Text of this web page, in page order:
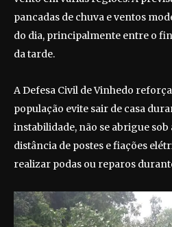
pancadas de chuva e ventos
do dia, principalmente entre o
da tarde.
A Defesa Civil de Vinhedo
população evite sair de casa
instabilidade, não se abrigue
distância de postes e fiações
realizar podas ou reparos